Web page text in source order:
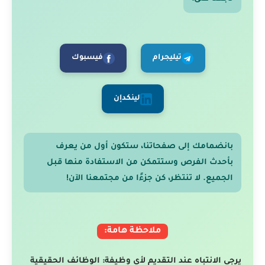
تيليجرام فيسبوك
لينكدإن
بانضمامك إلى صفحاتنا، ستكون أول من يعرف
بأحدث الفرص وستتمكن من الاستفادة منها قبل
الجميع. لا تنتظر، كن جزءًا من مجتمعنا الآن!
ملاحظة هامة:
يرجى الانتباه عند التقديم لأي وظيفة: الوظائف الحقيقية